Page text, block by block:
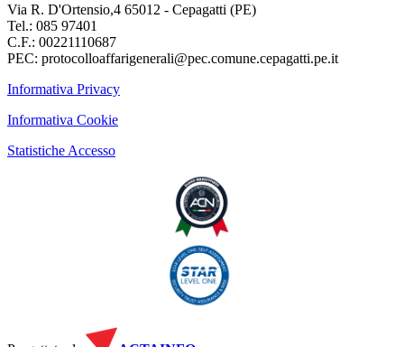
Via R. D'Ortensio,4 65012 - Cepagatti (PE)
Tel.: 085 97401
C.F.: 00221110687
PEC: protocolloaffarigenerali@pec.comune.cepagatti.pe.it
Informativa Privacy
Informativa Cookie
Statistiche Accesso